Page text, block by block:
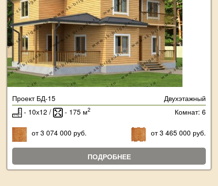
Проект БД-15
Двухэтажный
- 10х12 /
- 175 м2 Комнат: 6
от 3 074 000 руб. от 3 465 000 руб.
ПОДРОБНЕЕ